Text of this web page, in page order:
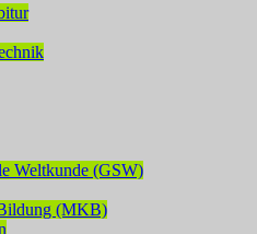
Weltkunde (GSW)
(MKB)